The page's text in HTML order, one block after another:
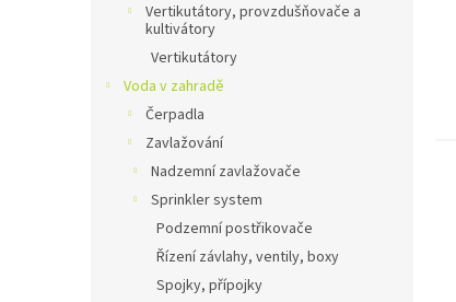
Vertikutátory, provzdušňovače a
kultivátory
Vertikutátory
Voda v zahradě
Čerpadla
Zavlažování
Nadzemní zavlažovače
Sprinkler system
Podzemní postřikovače
Řízení závlahy, ventily, boxy
Spojky, přípojky